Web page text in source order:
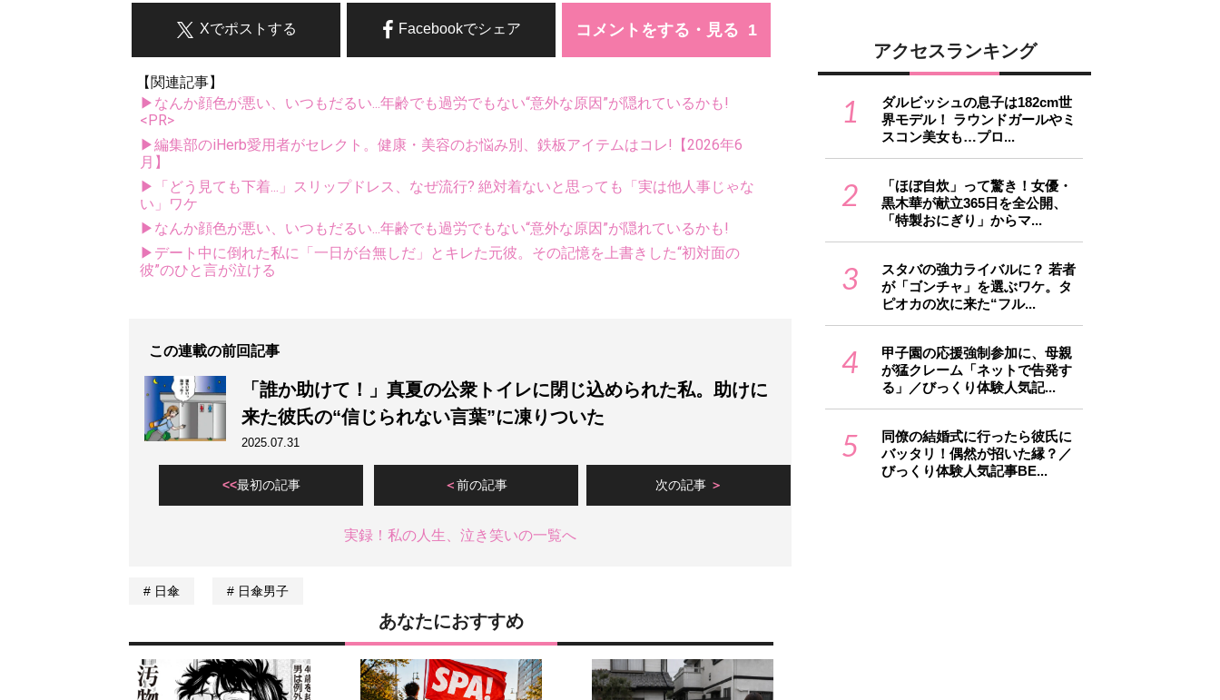
コメントをする・見る
Facebookでシェア
Xでポストする
【関連記事】
▶なんか顔色が悪い、いつもだるい...年齢でも過労でもない“意外な原因”が隠れているかも!
<PR>
▶編集部のiHerb愛用者がセレクト。健康・美容のお悩み別、鉄板アイテムはコレ!【2026年6
月】
▶「どう見ても下着...」スリップドレス、なぜ流行? 絶対着ないと思っても「実は他人事じゃな
い」ワケ
▶なんか顔色が悪い、いつもだるい...年齢でも過労でもない“意外な原因”が隠れているかも!
▶デート中に倒れた私に「一日が台無しだ」とキレた元彼。その記憶を上書きした“初対面の
彼”のひと言が泣ける
この連載の前回記事
「誰か助けて！」真夏の公衆トイレに閉じ込められた私。助けに
来た彼氏の“信じられない言葉”に凍りついた
2025.07.31
最初の記事 前の記事 次の記事
実録！私の人生、泣き笑いの一覧へ
日傘 日傘男子
あなたにおすすめ
アクセスランキング
1
ダルビッシュの息子は182cm世
界モデル！ ラウンドガールやミ
スコン美女も…プロ...
2
「ほぼ自炊」って驚き！女優・
黒木華が献立365日を全公開、
「特製おにぎり」からマ...
3
スタバの強力ライバルに？ 若者
が「ゴンチャ」を選ぶワケ。タ
ピオカの次に来た“フル...
4
甲子園の応援強制参加に、母親
が猛クレーム「ネットで告発す
る」／びっくり体験人気記...
5
同僚の結婚式に行ったら彼氏に
バッタリ！偶然が招いた縁？／
びっくり体験人気記事BE...